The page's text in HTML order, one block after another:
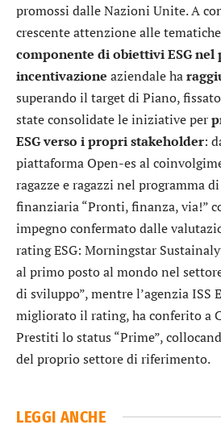
promossi dalle Nazioni Unite. A
crescente attenzione alle
componente di obiettivi ESG nel
incentivazione aziendale ha
superando il target di Piano,
state consolidate le iniziative per
ESG verso i propri stakeholder:
piattaforma Open-es al
ragazze e ragazzi nel programma
finanziaria “Pronti, finanza, via!”
impegno confermato dalle
rating ESG: Morningstar
al primo posto al mondo nel settore
di sviluppo”, mentre l’agenzia ISS
migliorato il rating, ha conferito a
Prestiti lo status “Prime”,
del proprio settore di riferimento.
LEGGI ANCHE